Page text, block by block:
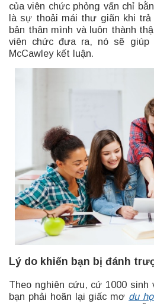
của viên chức phỏng vấn chỉ
là sự thoải mái thư giãn khi
bản thân mình và luôn thành
viên chức đưa ra, nó sẽ giúp
McCawley kết luận.
Lý do khiến bạn bị đánh
Theo nghiên cứu, cứ 1000
bạn phải hoãn lại giấc mơ du